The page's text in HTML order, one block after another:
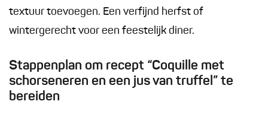
textuur toevoegen. Een verfijnd herfst of
wintergerecht voor een feestelijk diner.
Stappenplan om recept “Coquille met
schorseneren en een jus van truffel” te
bereiden